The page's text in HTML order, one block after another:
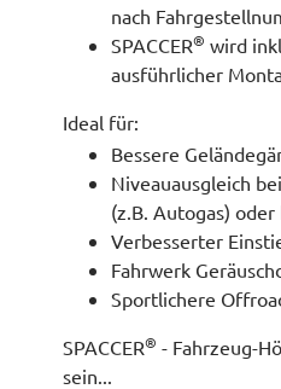
nach
SPACCER® wird
ausführlicher
Ideal für:
Bessere
Niveauausgleich
(z.B. Autogas)
Verbesserter
Fahrwerk
Sportlichere
SPACCER® - Fahrzeug-
sein...